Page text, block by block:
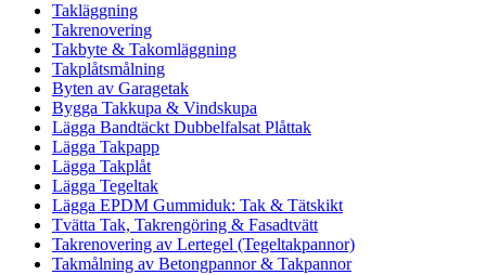
Takläggning
Takrenovering
Takbyte & Takomläggning
Takplåtsmålning
Byten av Garagetak
Bygga Takkupa & Vindskupa
Lägga Bandtäckt Dubbelfalsat Plåttak
Lägga Takpapp
Lägga Takplåt
Lägga Tegeltak
Lägga EPDM Gummiduk: Tak & Tätskikt
Tvätta Tak, Takrengöring & Fasadtvätt
Takrenovering av Lertegel (Tegeltakpannor)
Takmålning av Betongpannor & Takpannor